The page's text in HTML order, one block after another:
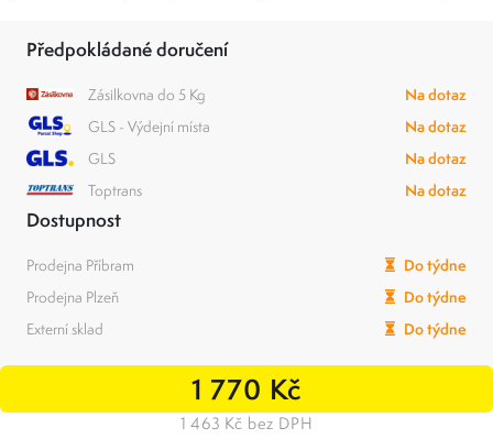
Předpokládané doručení
Zásilkovna do 5 Kg
Na dotaz
GLS - Výdejní místa
Na dotaz
GLS
Na dotaz
Toptrans
Na dotaz
Dostupnost
Prodejna Příbram
Do týdne
Prodejna Plzeň
Do týdne
Externí sklad
Do týdne
1 770 Kč
1 463 Kč bez DPH